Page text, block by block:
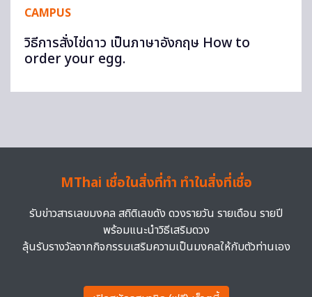
CAMPUS
วิธีการสั่งไข่ดาว เป็นภาษาอังกฤษ How to
order your egg.
MThai เชื่อในสิ่งที่ทำ ทำในสิ่งที่เชื่อ
รับข่าวสารเลขมงคล สถิติเลขดัง ดวงรายวัน รายเดือน รายปี
พร้อมแนะนำวิธีเสริมดวง
ลุ้นรับรางวัลจากกิจกรรมเสริมความเป็นมงคลให้กับตัวท่านเอง